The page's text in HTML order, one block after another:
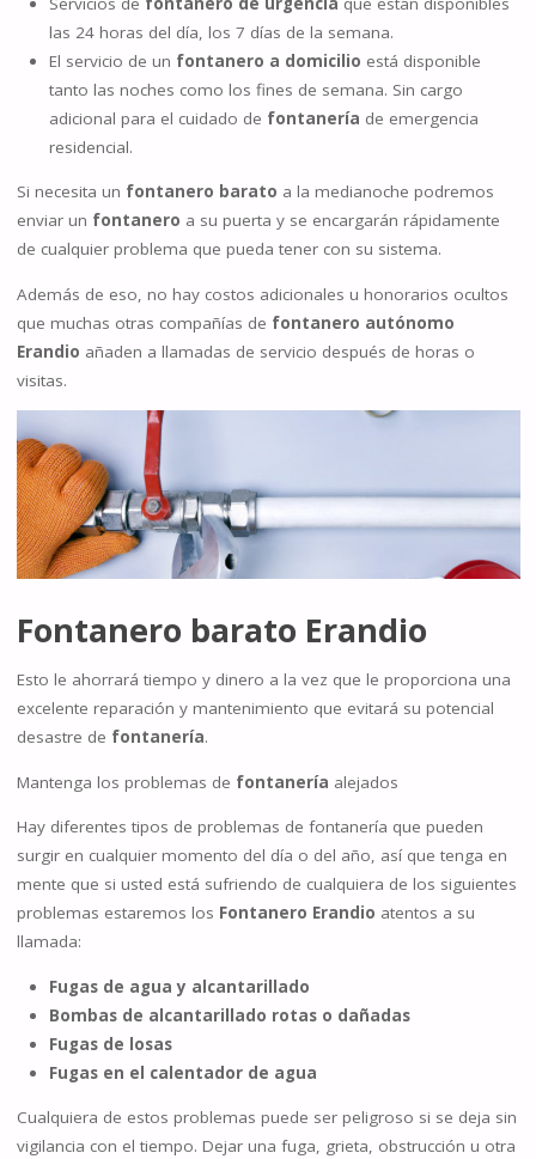
las 24 horas del día, los 7 días de la semana.
El servicio de un fontanero a domicilio está disponible
tanto las noches como los fines de semana. Sin cargo
adicional para el cuidado de fontanería de emergencia
residencial.
Si necesita un fontanero barato a la medianoche podremos
enviar un fontanero a su puerta y se encargarán rápidamente
de cualquier problema que pueda tener con su sistema.
Además de eso, no hay costos adicionales u honorarios ocultos
que muchas otras compañías de fontanero autónomo
Erandio añaden a llamadas de servicio después de horas o
visitas.
Fontanero barato Erandio
Esto le ahorrará tiempo y dinero a la vez que le proporciona una
excelente reparación y mantenimiento que evitará su potencial
desastre de fontanería.
Mantenga los problemas de fontanería alejados
Hay diferentes tipos de problemas de fontanería que pueden
surgir en cualquier momento del día o del año, así que tenga en
mente que si usted está sufriendo de cualquiera de los siguientes
problemas estaremos los Fontanero Erandio atentos a su
llamada:
Fugas de agua y alcantarillado
Bombas de alcantarillado rotas o dañadas
Fugas de losas
Fugas en el calentador de agua
Cualquiera de estos problemas puede ser peligroso si se deja sin
vigilancia con el tiempo. Dejar una fuga, grieta, obstrucción u otra